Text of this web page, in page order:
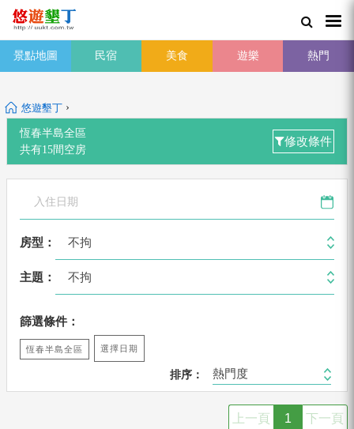
景點地圖 民宿 美食 遊樂 熱門
悠遊墾丁 ›
恆春半島全區
共有15間 空房
修改條件
房型： 不拘
主題： 不拘
篩選條件：
恆春半島全區 選擇日期
排序： 熱門度
上一頁 1 下一頁